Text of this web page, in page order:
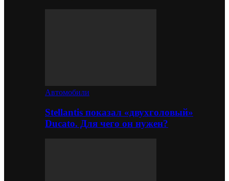
Автомобили
Stellantis показал «двухголовый»
Ducato. Для чего он нужен?